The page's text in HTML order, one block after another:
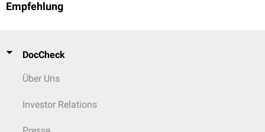
Empfehlung
DocCheck
Über Uns
Investor Relations